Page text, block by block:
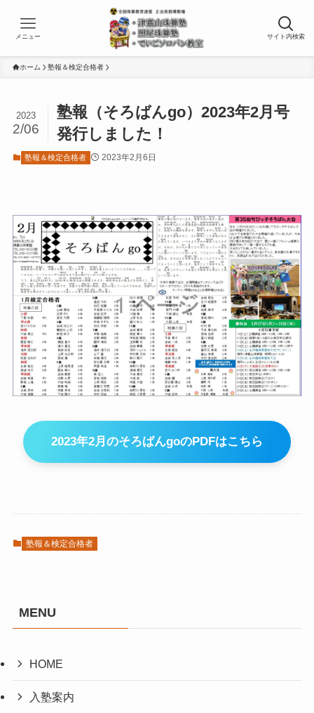
サイト内検索
メニュー
ホーム 塾報＆検定合格者
塾報（そろばんgo）2023年2月号
発行しました！
2023
2/06
塾報＆検定合格者 2023年2月6日
2023年2月のそろばんgoのPDFはこちら
塾報＆検定合格者
MENU
HOME
入塾案内